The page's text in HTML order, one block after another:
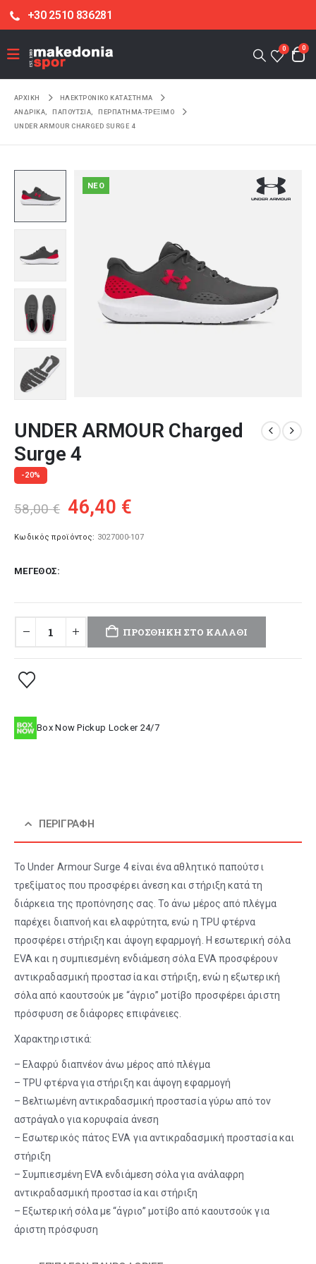
+30 2510 836281
0 0
ΑΡΧΙΚΉ
ΗΛΕΚΤΡΟΝΙΚΌ ΚΑΤΆΣΤΗΜΑ
ΑΝΔΡΙΚΑ
ΠΑΠΟΥΤΣΙΑ
ΠΕΡΠΑΤΗΜΑ-ΤΡΕΞΙΜΟ
UNDER ARMOUR CHARGED SURGE 4
NEO
UNDER ARMOUR Charged
Surge 4
-20%
58,00€ Original
was:
46,40 €
τιμή
Κωδικός προϊόντος: 3027000-107
ΜΈΓΕΘΟΣ
ΠΡΟΣΘΉΚΗ ΣΤΟ ΚΑΛΆΘΙ
Box Now Pickup Locker 24/7
ΠΕΡΙΓΡΑΦΉ
Το Under Armour Surge 4 είναι ένα αθλητικό παπούτσι
τρεξίματος που προσφέρει άνεση και στήριξη κατά τη
διάρκεια της προπόνησης σας. Το άνω μέρος από πλέγμα
παρέχει διαπνοή και ελαφρύτητα, ενώ η TPU φτέρνα
προσφέρει στήριξη και άψογη εφαρμογή. Η εσωτερική σόλα
EVA και η συμπιεσμένη ενδιάμεση σόλα EVA προσφέρουν
αντικραδασμική προστασία και στήριξη, ενώ η εξωτερική
σόλα από καουτσούκ με “άγριο” μοτίβο προσφέρει άριστη
πρόσφυση σε διάφορες επιφάνειες.
Χαρακτηριστικά:
– Ελαφρύ διαπνέον άνω μέρος από πλέγμα
– TPU φτέρνα για στήριξη και άψογη εφαρμογή
– Βελτιωμένη αντικραδασμική προστασία γύρω από τον
αστράγαλο για κορυφαία άνεση
– Εσωτερικός πάτος EVA για αντικραδασμική προστασία και
στήριξη
– Συμπιεσμένη EVA ενδιάμεση σόλα για ανάλαφρη
αντικραδασμική προστασία και στήριξη
– Εξωτερική σόλα με “άγριο” μοτίβο από καουτσούκ για
άριστη πρόσφυση